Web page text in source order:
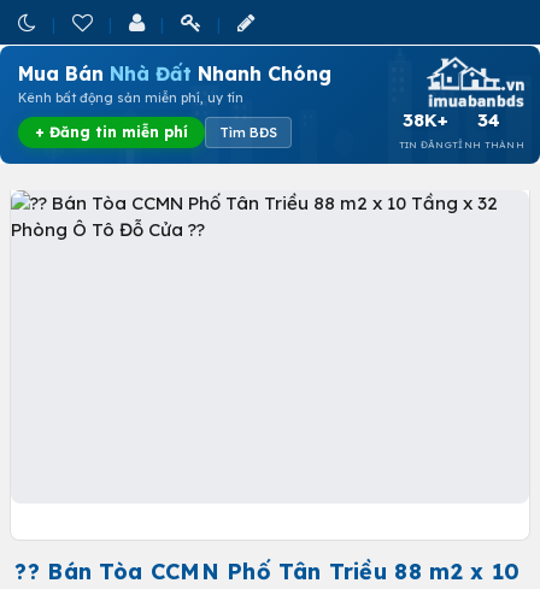
Mua Bán Nhà Đất Nhanh Chóng
Kênh bất động sản miễn phí, uy tín
+ Đăng tin miễn phí Tìm BĐS
38K+
TIN ĐĂNG
34
TỈNH THÀNH
?? Bán Tòa CCMN Phố Tân Triều 88 m2 x 10